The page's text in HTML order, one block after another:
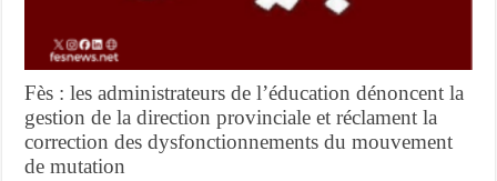
Fès : les administrateurs de l’éducation dénoncent la
gestion de la direction provinciale et réclament la
correction des dysfonctionnements du mouvement
de mutation